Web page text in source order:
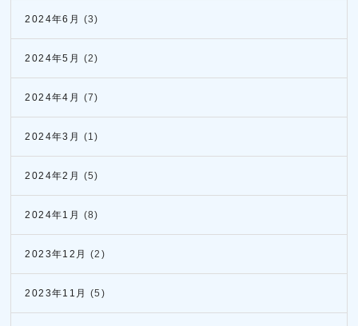
2024年6月 (3)
2024年5月 (2)
2024年4月 (7)
2024年3月 (1)
2024年2月 (5)
2024年1月 (8)
2023年12月 (2)
2023年11月 (5)